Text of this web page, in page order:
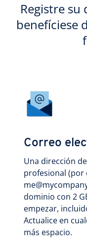
Registre su
benefíciese
Correo
Una dirección
profesional (por
dominio con 2
empezar,
Actualice en
más espacio.